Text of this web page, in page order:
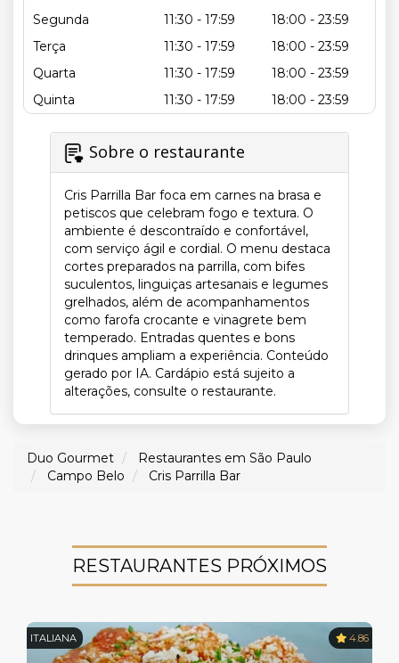
Segunda
11:30 - 17:59
18:00 - 23:59
Terça
11:30 - 17:59
18:00 - 23:59
Quarta
11:30 - 17:59
18:00 - 23:59
Quinta
11:30 - 17:59 18:00 - 23:59
Sobre o restaurante
Cris Parrilla Bar foca em carnes na brasa e
petiscos que celebram fogo e textura. O
ambiente é descontraído e confortável,
com serviço ágil e cordial. O menu destaca
cortes preparados na parrilla, com bifes
suculentos, linguiças artesanais e legumes
grelhados, além de acompanhamentos
como farofa crocante e vinagrete bem
temperado. Entradas quentes e bons
drinques ampliam a experiência. Conteúdo
gerado por IA. Cardápio está sujeito a
alterações, consulte o restaurante.
Duo Gourmet
Restaurantes em São Paulo
Campo Belo
Cris Parrilla Bar
RESTAURANTES PRÓXIMOS
ITALIANA 4.86